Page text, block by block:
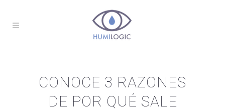
CONOCE 3 RAZONES
DE POR QUÉ SALE